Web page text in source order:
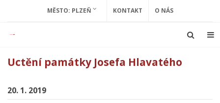
MĚSTO: PLZEŇ KONTAKT O NÁS
Uctění památky Josefa Hlavatého
20. 1. 2019